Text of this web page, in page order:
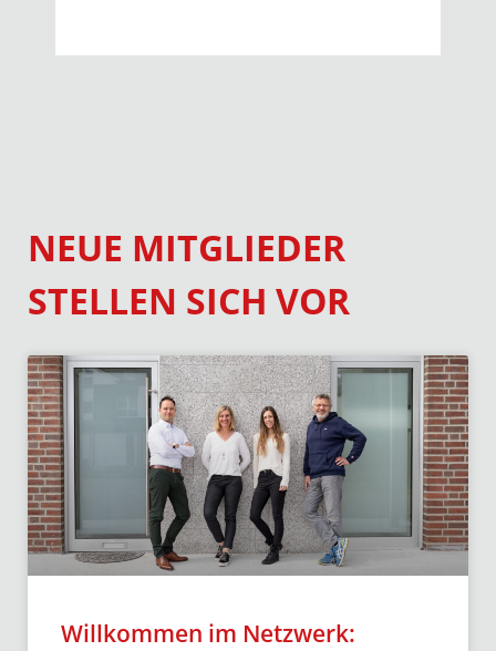
NEUE MITGLIEDER
STELLEN SICH VOR
Willkommen im Netzwerk: